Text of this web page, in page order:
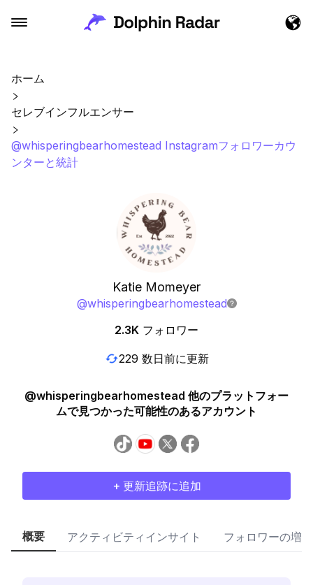
ホーム
セレブインフルエンサー
@whisperingbearhomestead Instagramフォロワーカウ
ンターと統計
Katie Momeyer
@whisperingbearhomestead
2.3K フォロワー
229 数日前に更新
@whisperingbearhomestead 他のプラットフォー
ムで見つかった可能性のあるアカウント
+ 更新追跡に追加
概要 アクティビティインサイト フォロワーの増加